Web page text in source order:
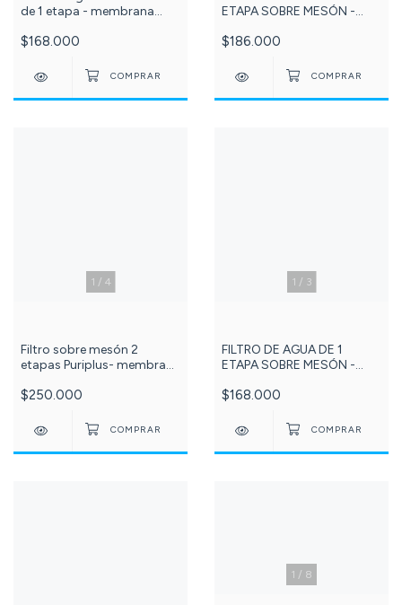
de 1 etapa - membrana
Membrana de Repuesto-
$168.000
ETAPA SOBRE MESÓN -
GAC PURIPLUS + membrana
102 -
$186.000
1 / 4
Filtro sobre mesón 2
etapas Puriplus- membrana
repuesto - cod- 76 - 572-
$250.000
1 / 3
FILTRO DE AGUA DE 1
ETAPA SOBRE MESÓN -
GAC PURIPLUS - cod - 647-
$168.000
1 / 8